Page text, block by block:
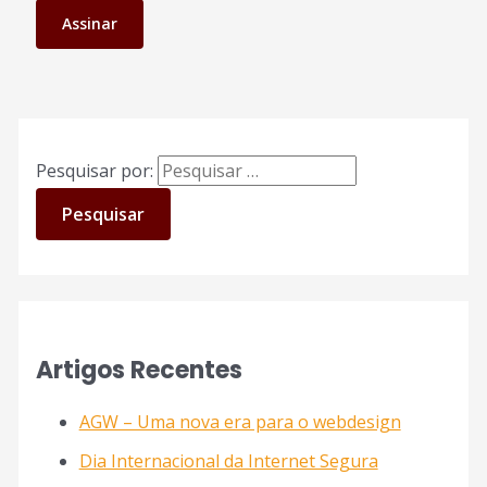
Pesquisar por:
Artigos Recentes
AGW – Uma nova era para o webdesign
Dia Internacional da Internet Segura